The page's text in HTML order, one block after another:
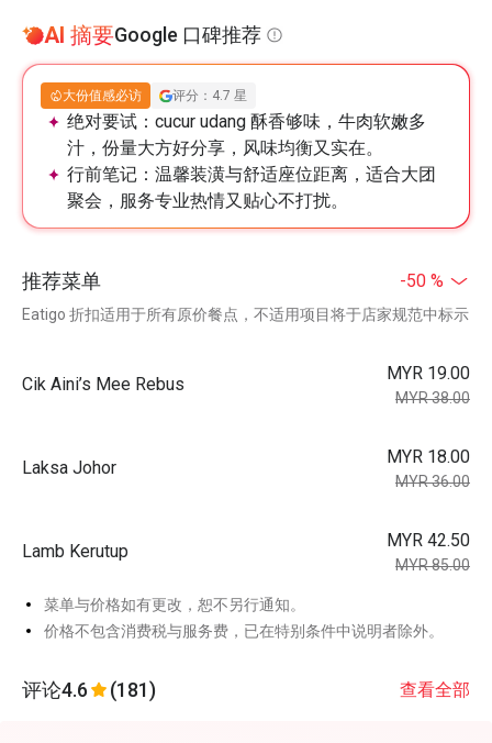
AI 摘要Google 口碑推荐
大份值感必访 评分：4.7 星
绝对要试： cucur udang 酥香够味，牛肉软嫩多
汁，份量大方好分享，风味均衡又实在。
行前笔记： 温馨装潢与舒适座位距离，适合大团
聚会，服务专业热情又贴心不打扰。
推荐菜单 -50 %
Eatigo 折扣适用于所有原价餐点，不适用项目将于店家规范中标示
Cik Aini’s Mee Rebus
MYR 19.00
MYR 38.00
Laksa Johor
MYR 18.00
MYR 36.00
Lamb Kerutup
MYR 42.50
MYR 85.00
菜单与价格如有更改，恕不另行通知。
价格不包含消费税与服务费，已在特别条件中说明者除外。
评论4.6 (181) 查看全部